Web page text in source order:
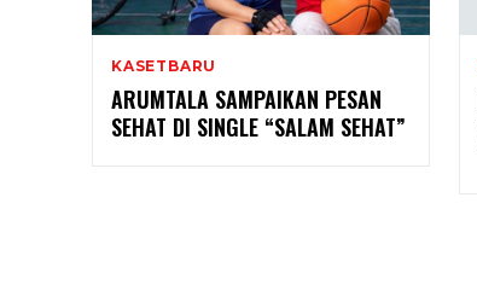
KASETBARU
ARUMTALA SAMPAIKAN PESAN
SEHAT DI SINGLE “SALAM SEHAT”